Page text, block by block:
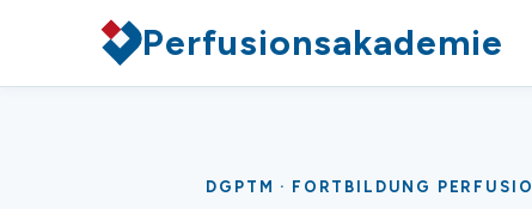
Perfusionsakademie
DGPTM · FORTBILDUNG